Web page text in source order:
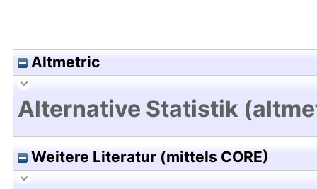
Altmetric
Alternative Statistik
Weitere Literatur (mittels CORE)